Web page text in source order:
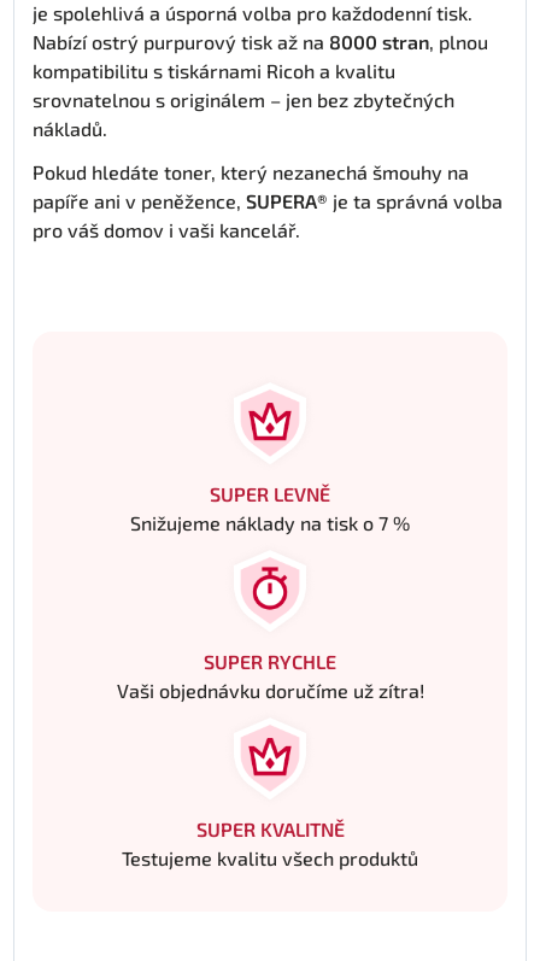
je spolehlivá a úsporná volba pro každodenní tisk.
Nabízí ostrý purpurový tisk až na 8000 stran, plnou
kompatibilitu s tiskárnami Ricoh a kvalitu
srovnatelnou s originálem – jen bez zbytečných
nákladů.
Pokud hledáte toner, který nezanechá šmouhy na
papíře ani v peněžence, SUPERA® je ta správná volba
pro váš domov i vaši kancelář.
SUPER LEVNĚ
Snižujeme náklady na tisk o 7 %
SUPER RYCHLE
Vaši objednávku doručíme už zítra!
SUPER KVALITNĚ
Testujeme kvalitu všech produktů